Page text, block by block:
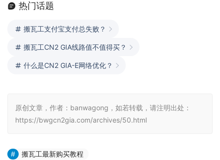
热门话题
搬瓦工支付宝支付总失败？
搬瓦工CN2 GIA线路值不值得买？
什么是CN2 GIA-E网络优化？
原创文章，作者：banwagong，如若转载，请注明出处：
https://bwgcn2gia.com/archives/50.html
搬瓦工最新购买教程